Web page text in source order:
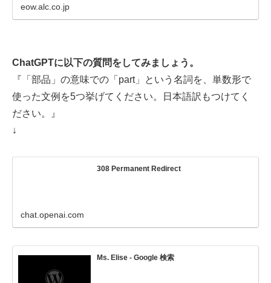
eow.alc.co.jp
ChatGPTに以下の質問をしてみましょう。
『「部品」の意味での「part」という名詞を、単数形で
使った文例を5つ挙げてください。日本語訳もつけてく
ださい。』
↓
308 Permanent Redirect
chat.openai.com
Ms. Elise - Google 検索